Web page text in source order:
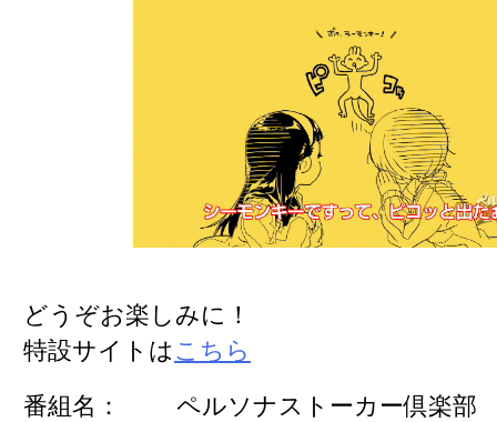
どうぞお楽しみに！
特設サイトは こちら
番組名：
ペルソナストーカー倶楽部